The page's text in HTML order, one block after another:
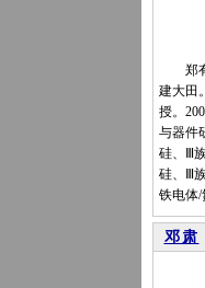
郑有
建大田
授。
与器件
硅、Ⅲ
硅、Ⅲ
铁电体
邓肃